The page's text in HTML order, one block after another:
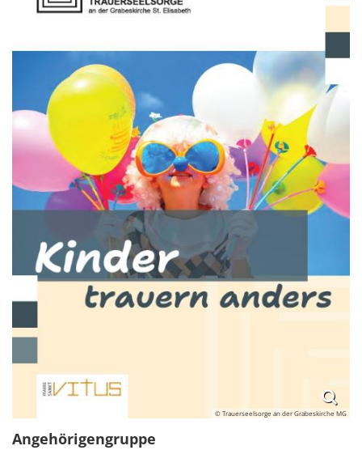
© Trauerseelsorge an der Grabeskirche MG
Angehörigengruppe